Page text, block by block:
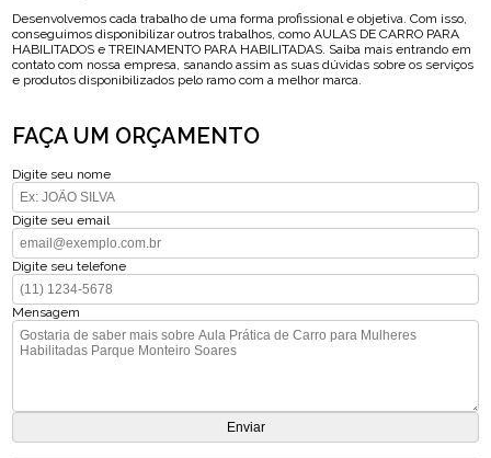
Desenvolvemos cada trabalho de uma forma profissional e objetiva. Com isso,
conseguimos disponibilizar outros trabalhos, como AULAS DE CARRO PARA
HABILITADOS e TREINAMENTO PARA HABILITADAS. Saiba mais entrando em
contato com nossa empresa, sanando assim as suas dúvidas sobre os serviços
e produtos disponibilizados pelo ramo com a melhor marca.
FAÇA UM ORÇAMENTO
Digite seu nome
Digite seu email
Digite seu telefone
Mensagem